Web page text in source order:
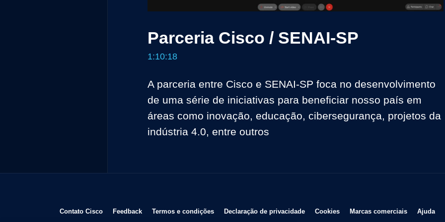
Parceria Cisco / SENAI-SP
1:10:18
A parceria entre Cisco e SENAI-SP foca no desenvolvimento
de uma série de iniciativas para beneficiar nosso país em
áreas como inovação, educação, cibersegurança, projetos da
indústria 4.0, entre outros
Contato CiscoAbre em uma nova janela
FeedbackAbre em uma nova janela
Termos e condiçõesAbre em uma nova janela
Declaração de privacidadeAbre em uma nova janela
CookiesAbre em uma nova janela
Marcas comerciaisAbre em
Ajuda